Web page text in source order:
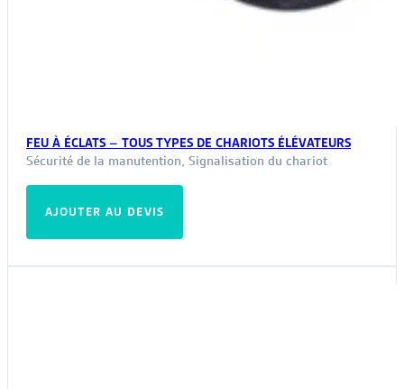
FEU À ÉCLATS – TOUS TYPES DE CHARIOTS ÉLÉVATEURS
Sécurité de la manutention, Signalisation du chariot
AJOUTER AU DEVIS